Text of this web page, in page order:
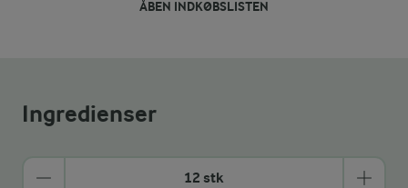
ÅBEN INDKØBSLISTEN
Ingredienser
12 stk